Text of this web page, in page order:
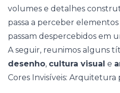
volumes e detalhes
passa a perceber
passam despercebidos em
A seguir, reunimos alguns
desenho, cultura visual e
Cores Invisíveis: Arquitetura